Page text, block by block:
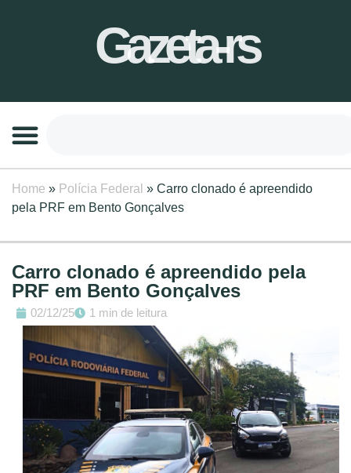
Gazeta-rs
Home » Polícia Federal » Carro clonado é apreendido
pela PRF em Bento Gonçalves
Carro clonado é apreendido pela
PRF em Bento Gonçalves
02/12/25 1 min de leitura